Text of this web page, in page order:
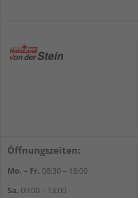
Öffnungszeiten:
Mo. – Fr. 08:30 – 18:00
Sa. 09:00 – 13:00